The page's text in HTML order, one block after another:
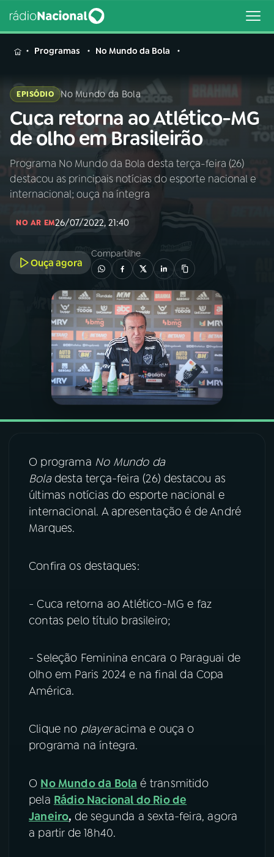
MENU
Buscar
na
Rádio
Nacional
Buscar
AO VIVO
01INÍCIO
02A RÁDIO
PROGRAMAÇÃO
PROGRAMAS
PODCASTS
06VIDEOCASTS
07ÚLTIMAS
FESTIVAL DE MÚSICA
YouTube
Instagram X
Programas No Mundo da Bola
EPISÓDIO No Mundo da Bola
Cuca retorna ao Atlético-MG
de olho em Brasileirão
Programa No Mundo da Bola desta terça-feira (26)
destacou as principais notícias do esporte nacional e
internacional; ouça na íntegra
NO AR EM26/07/2022, 21:40
Ouça agora
Compartilhe
O programa No Mundo da
Boladesta terça-feira (26) destacou as
últimas notícias do esporte nacional e
internacional. A apresentação é de André
Marques.
Confira os destaques:
- Cuca retorna ao Atlético-MG e faz
contas pelo título brasileiro;
- Seleção Feminina encara o Paraguai de
olho em Paris 2024 e na final da Copa
América.
Clique no playeracima e ouça o
programa na íntegra.
O No Mundo da Bola é transmitido
pela Rádio Nacional do Rio de
Janeiro, de segunda a sexta-feira, agora
a partir de 18h40.